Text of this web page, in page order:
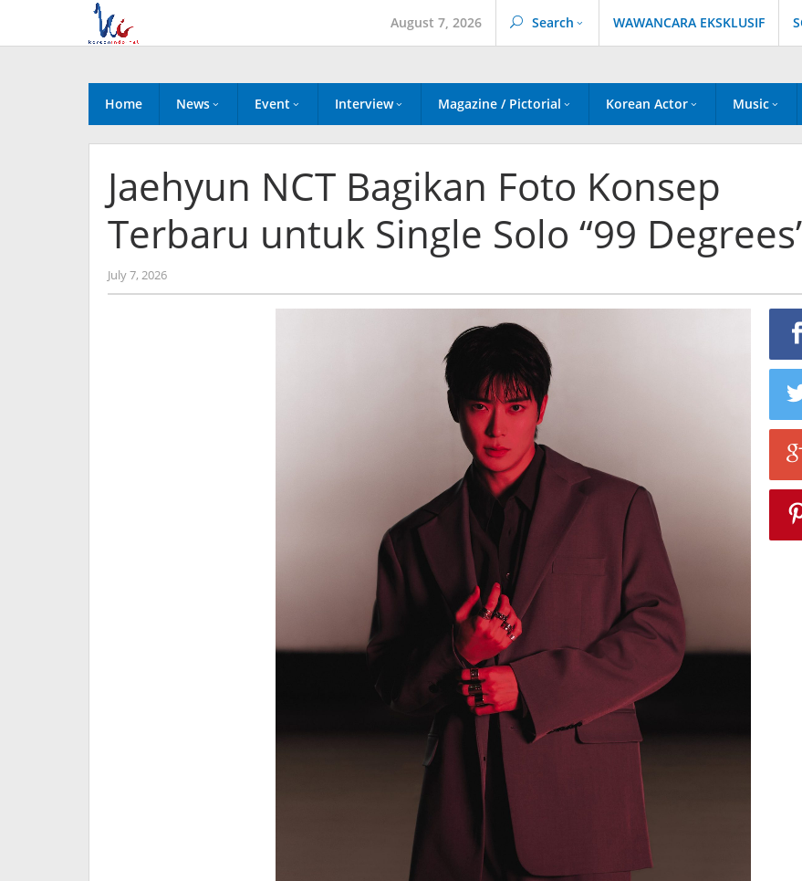
content
August 7, 2026 Search WAWANCARA EKSKLUSIF
Home News Event Interview Magazine / Pictorial Korean Actor Music
Jaehyun NCT Bagikan Foto Konsep
Terbaru untuk Single Solo “99
July 7, 2026by
anisrina